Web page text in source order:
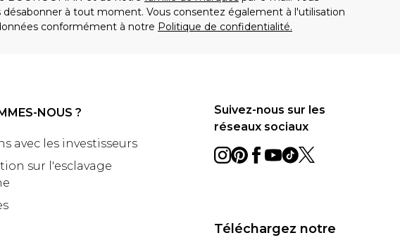
désabonner à tout moment. Vous consentez également à l'utilisation
conformément à notre Politique de confidentialité.
NOUS ?
avec les investisseurs
sur l'esclavage
Suivez-nous sur les
réseaux sociaux
Téléchargez notre